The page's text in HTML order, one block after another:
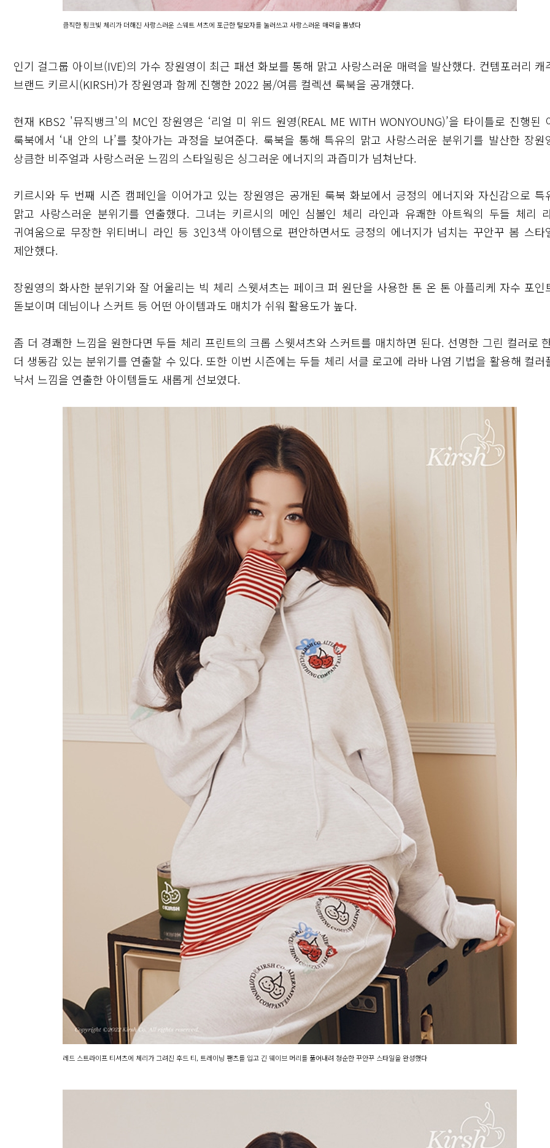
큼직한 핑크빛 체리가 더해진 사랑스러운 스웨트 셔츠에 포근한 털모자를 눌러쓰고 사랑스러운 매력을 뽐냈다
인기 걸그룹 아이브(IVE)의 가수 장원영이 최근 패션 화보를 통해 맑고 사랑스러운 매력을 발산했다. 컨템포러리 캐
브랜드 키르시(KIRSH)가 장원영과 함께 진행한 2022 봄/여름 컬렉션 룩북을 공개했다.
현재 KBS2 '뮤직뱅크'의 MC인 장원영은 ‘리얼 미 위드 원영(REAL ME WITH WONYOUNG)’을 타이틀로 진행된
룩북에서 ‘내 안의 나’를 찾아가는 과정을 보여준다. 룩북을 통해 특유의 맑고 사랑스러운 분위기를 발산한 장원
상큼한 비주얼과 사랑스러운 느낌의 스타일링은 싱그러운 에너지의 과즙미가 넘쳐난다.
키르시와 두 번째 시즌 캠페인을 이어가고 있는 장원영은 공개된 룩북 화보에서 긍정의 에너지와 자신감으로 특
맑고 사랑스러운 분위기를 연출했다. 그녀는 키르시의 메인 심볼인 체리 라인과 유쾌한 아트웍의 두들 체리
귀여움으로 무장한 위티버니 라인 등 3인3색 아이템으로 편안하면서도 긍정의 에너지가 넘치는 꾸안꾸 봄 스타
제안했다.
장원영의 화사한 분위기와 잘 어울리는 빅 체리 스웻셔츠는 페이크 퍼 원단을 사용한 톤 온 톤 아플리케 자수 포인
돋보이며 데님이나 스커트 등 어떤 아이템과도 매치가 쉬워 활용도가 높다.
좀 더 경쾌한 느낌을 원한다면 두들 체리 프린트의 크롭 스웻셔츠와 스커트를 매치하면 된다. 선명한 그린 컬러로
더 생동감 있는 분위기를 연출할 수 있다. 또한 이번 시즌에는 두들 체리 서클 로고에 라바 나염 기법을 활용해 컬러
낙서 느낌을 연출한 아이템들도 새롭게 선보였다.
레드 스트라이프 티셔츠에 체리가 그려진 후드 티, 트레이닝 팬츠를 입고 긴 웨이브 머리를 풀어내려 청순한 꾸안꾸 스타일을 완성했다